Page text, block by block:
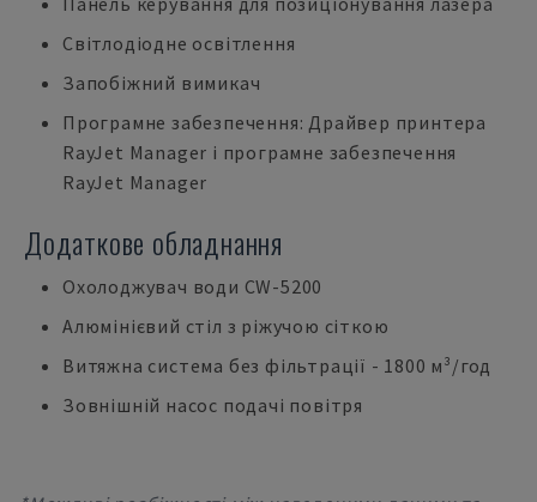
Світлодіодне освітлення
Запобіжний вимикач
Програмне забезпечення: Драйвер принтера
RayJet Manager і програмне забезпечення
RayJet Manager
Додаткове обладнання
Охолоджувач води CW-5200
Алюмінієвий стіл з ріжучою сіткою
Витяжна система без фільтрації - 1800 м³/год
Зовнішній насос подачі повітря